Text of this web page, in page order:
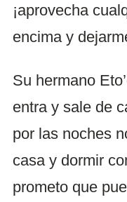
¡aprovecha
encima y
Su hermano
entra y sale de
por las noches
casa y dormir
prometo que